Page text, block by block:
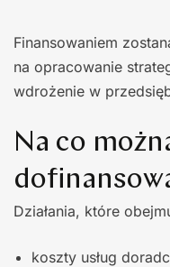
Finansowaniem
na opracowanie
wdrożenie w
Na co
Działania, które
koszty usług